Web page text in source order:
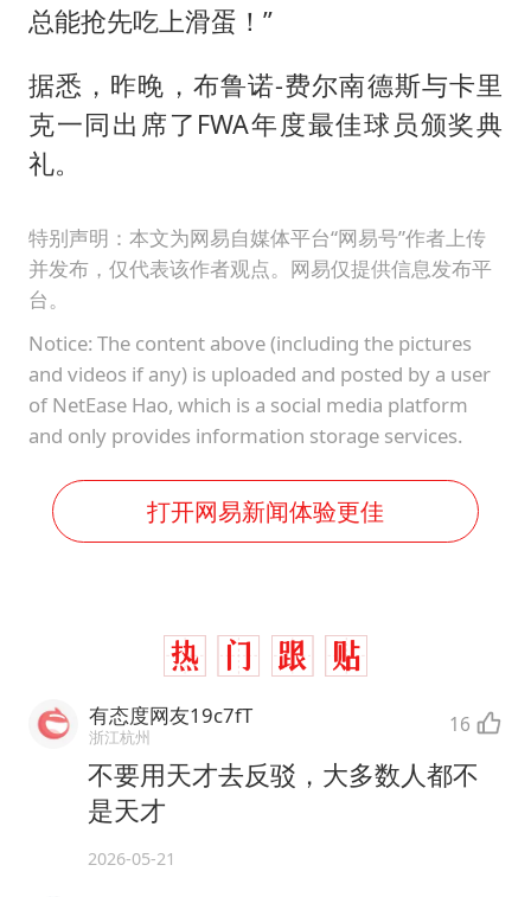
总能抢先吃上滑蛋！”
据悉，昨晚，布鲁诺-费尔南德斯与卡里
克一同出席了FWA年度最佳球员颁奖典
礼。
特别声明：本文为网易自媒体平台“网易号”作者上传
并发布，仅代表该作者观点。网易仅提供信息发布平
台。
Notice: The content above (including the pictures
and videos if any) is uploaded and posted by a user
of NetEase Hao, which is a social media platform
and only provides information storage services.
打开网易新闻体验更佳
有态度网友19c7fT
浙江杭州 16
不要用天才去反驳，大多数人都不
是天才
2026-05-21